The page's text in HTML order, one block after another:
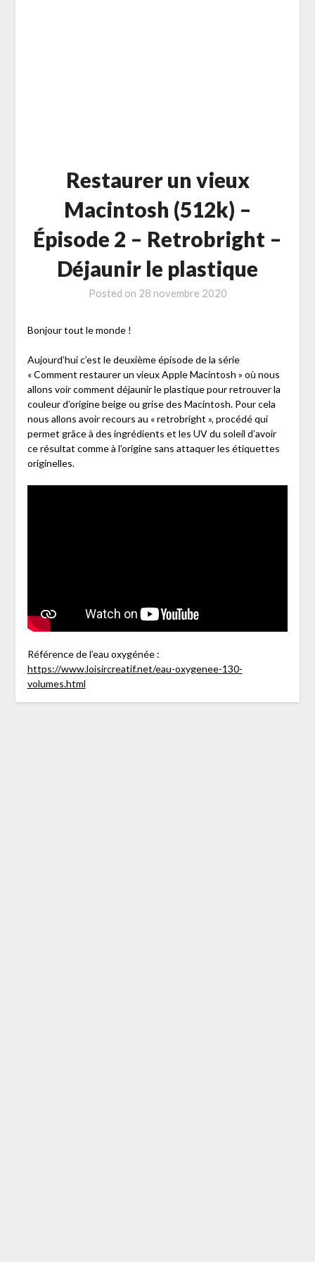
Restaurer un vieux
Macintosh (512k) –
Épisode 2 – Retrobright –
Déjaunir le plastique
Posted on 28 novembre 2020
Bonjour tout le monde !
Aujourd’hui c’est le deuxième épisode de la série
« Comment restaurer un vieux Apple Macintosh » où nous
allons voir comment déjaunir le plastique pour retrouver la
couleur d’origine beige ou grise des Macintosh. Pour cela
nous allons avoir recours au « retrobright », procédé qui
permet grâce à des ingrédients et les UV du soleil d’avoir
ce résultat comme à l’origine sans attaquer les étiquettes
originelles.
Référence de l’eau oxygénée :
https://www.loisircreatif.net/eau-oxygenee-130-
volumes.html